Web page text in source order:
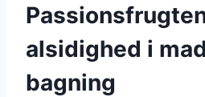
alsidighed i
bagning